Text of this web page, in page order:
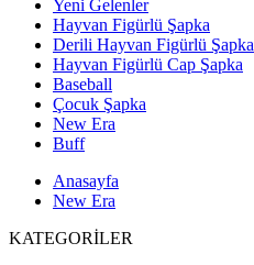
Yeni Gelenler
Hayvan Figürlü Şapka
Derili Hayvan Figürlü Şapka
Hayvan Figürlü Cap Şapka
Baseball
Çocuk Şapka
New Era
Buff
Anasayfa
New Era
KATEGORİLER